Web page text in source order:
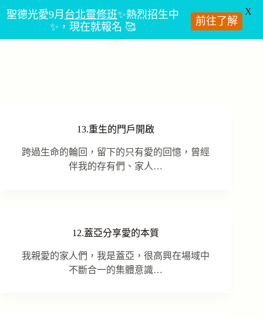
13.重生的門戶開啟
跨過生命的輪回，留下的只有愛的回憶，曾經
伴我的存有們、家人…
12.蓋亞分享愛的本質
我親愛的家人們，我是蓋亞，很高興在場域中
不斷合一的集體意識…
聖德光愛9月 台北靈修班✨熱烈招生中
✨，現在就報名 🥰
前往了解
X